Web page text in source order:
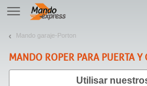
TE
navigation
Mando garaje-Porton
MANDO ROPER PARA PUERTA Y
Utilisar
¡Permítenos presentarte nuestras cookies!